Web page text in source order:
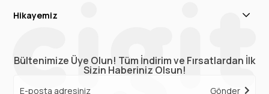
Hikayemiz
Bültenimize Üye Olun! Tüm İndirim ve Fırsatlardan İlk
Sizin Haberiniz Olsun!
Gönder